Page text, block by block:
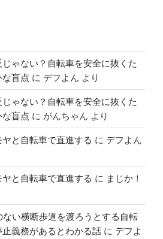
ゃない？自転車を安全に抜くた
盲点 に デフよん より
ゃない？自転車を安全に抜くた
盲点 に がんちゃん より
と自転車で直進する に デフよん
と自転車で直進する に まじか！
い横断歩道を渡ろうとする自転
義務があるとわかる話 に デフよ